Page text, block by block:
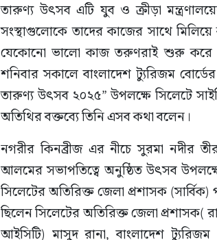
তারুণ্য উৎসব এটি যুব ও ক্রীড়া
সংস্থাগুলোকে তাদের কাজের সাথে মিলিয়ে
যেকোনো ভালো কাজ তরুণরাই শুরু করে
শনিবার সকালে বাংলাদেশ ট্যুরিজম
তারুণ্য উৎসব ২০২৫” উপলক্ষে সিলেটে
অতিথির বক্তব্যে তিনি এসব কথা বলেন।
নগরীর কিনব্রীজ এর নীচে সুরমা নদীর
আলমের সভাপতিত্বে অনুষ্ঠিত উৎসব
সিলেটের অতিরিক্ত জেলা প্রশাসক
ছিলেন সিলেটের অতিরিক্ত জেলা প্রশাসক(
আইসিটি) মাসুদ রানা, বাংলাদেশ